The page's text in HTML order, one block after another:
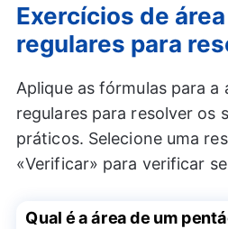
Exercícios de
regulares para
Aplique as fórmulas para a
regulares para resolver os
práticos. Selecione uma
«Verificar» para verificar
Qual é a área de um